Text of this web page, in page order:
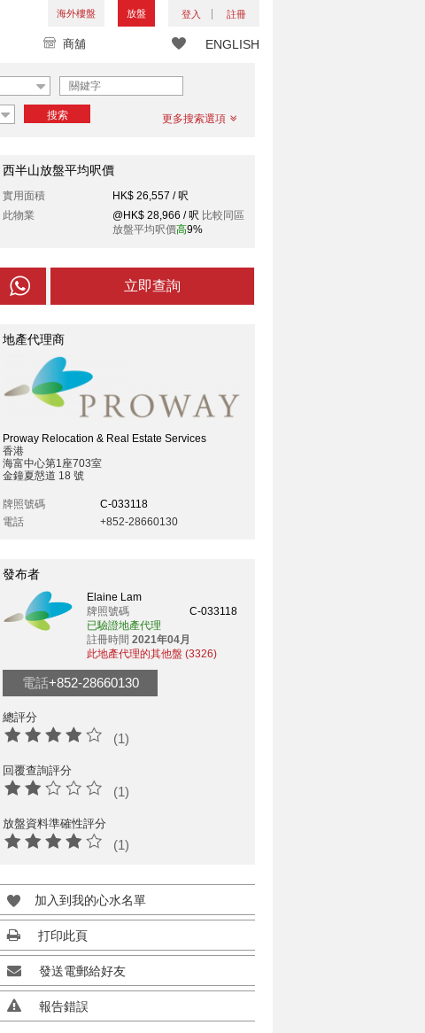
海外樓盤 放盤 登入 註冊
ENGLISH
商舖
搜索 更多搜索選項
西半山放盤平均呎價
實用面積
HK$ 26,557 / 呎
此物業
@HK$ 28,966 / 呎 比較同區
放盤平均呎價高9%
立即查詢
地產代理商
Proway Relocation & Real Estate Services
香港
海富中心第1座703室
金鐘夏慤道 18 號
牌照號碼
C-033118
電話
+852-28660130
發布者
Elaine Lam
牌照號碼
C-033118
已驗證地產代理
註冊時間 2021年04月
此地產代理的其他盤 (3326)
電話+852-28660130
總評分
(1)
回覆查詢評分
(1)
放盤資料準確性評分
(1)
加入到我的心水名單
打印此頁
發送電郵給好友
報告錯誤